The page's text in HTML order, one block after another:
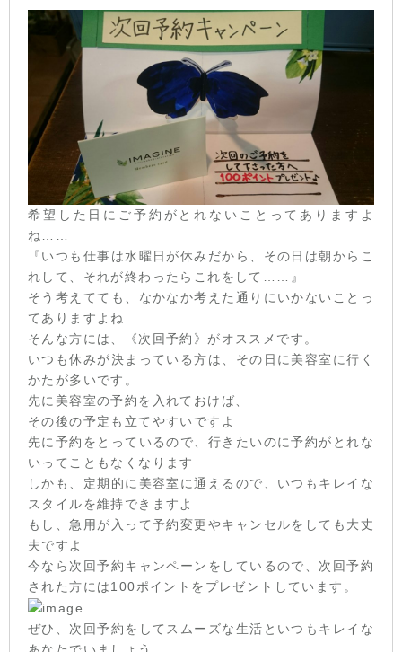
希望した日にご予約がとれないことってありますよ
ね……
『いつも仕事は水曜日が休みだから、その日は朝からこ
れして、それが終わったらこれをして……』
そう考えてても、なかなか考えた通りにいかないことっ
てありますよね
そんな方には、《次回予約》がオススメです。
いつも休みが決まっている方は、その日に美容室に行く
かたが多いです。
先に美容室の予約を入れておけば、
その後の予定も立てやすいですよ
先に予約をとっているので、行きたいのに予約がとれな
いってこともなくなります
しかも、定期的に美容室に通えるので、いつもキレイな
スタイルを維持できますよ
もし、急用が入って予約変更やキャンセルをしても大丈
夫ですよ
今なら次回予約キャンペーンをしているので、次回予約
された方には100ポイントをプレゼントしています。
ぜひ、次回予約をしてスムーズな生活といつもキレイな